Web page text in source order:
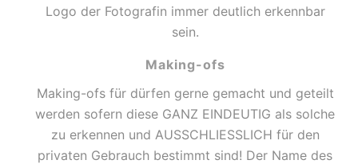
Logo der Fotografin immer deutlich erkennbar
sein.
Making-ofs
Making-ofs für dürfen gerne gemacht und geteilt
werden sofern diese GANZ EINDEUTIG als solche
zu erkennen und AUSSCHLIESSLICH für den
privaten Gebrauch bestimmt sind! Der Name des